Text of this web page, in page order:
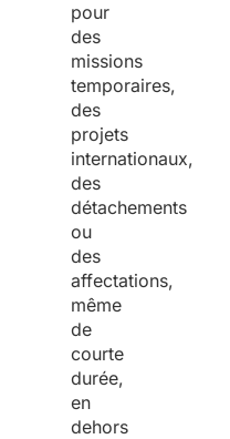
pour
des
missions
temporaires,
des
projets
internationaux,
des
détachements
ou
des
affectations,
même
de
courte
durée,
en
dehors